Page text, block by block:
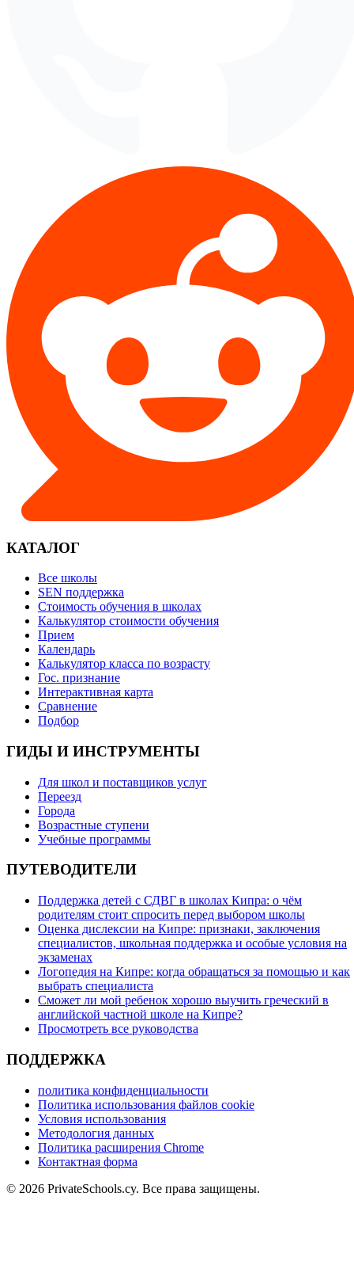
КАТАЛОГ
Все школы
SEN поддержка
Стоимость обучения в школах
Калькулятор стоимости обучения
Прием
Календарь
Калькулятор класса по возрасту
Гос. признание
Интерактивная карта
Сравнение
Подбор
ГИДЫ И ИНСТРУМЕНТЫ
Для школ и поставщиков услуг
Переезд
Города
Возрастные ступени
Учебные программы
ПУТЕВОДИТЕЛИ
Поддержка детей с СДВГ в школах Кипра: о чём
родителям стоит спросить перед выбором школы
Оценка дислексии на Кипре: признаки, заключения
специалистов, школьная поддержка и особые условия на
экзаменах
Логопедия на Кипре: когда обращаться за помощью и как
выбрать специалиста
Сможет ли мой ребенок хорошо выучить греческий в
английской частной школе на Кипре?
Просмотреть все руководства
ПОДДЕРЖКА
политика конфиденциальности
Политика использования файлов cookie
Условия использования
Методология данных
Политика расширения Chrome
Контактная форма
© 2026 PrivateSchools.cy. Все права защищены.